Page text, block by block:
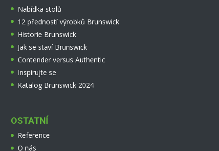
Nabídka stolů
12 předností výrobků Brunswick
Historie Brunswick
Jak se staví Brunswick
Contender versus Authentic
Inspirujte se
Katalog Brunswick 2024
OSTATNÍ
Reference
O nás